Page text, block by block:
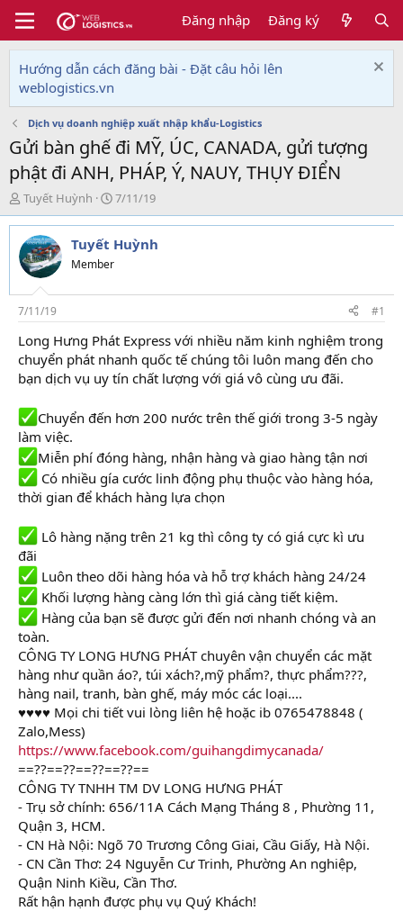
Đăng nhập Đăng ký
Hướng dẫn cách đăng bài - Đặt câu hỏi lên
weblogistics.vn
Dịch vụ doanh nghiệp xuất nhập khẩu-Logistics
Gửi bàn ghế đi MỸ, ÚC, CANADA, gửi tượng
phật đi ANH, PHÁP, Ý, NAUY, THỤY ĐIỂN
T
h
r
e
a
d
s
t
a
r
t
e
Tuyết Huỳnh
N
g
à
y
i
7/11/19
Tuyết Huỳnh
Member
7/11/19 #1
Long Hưng Phát Express với nhiều năm kinh nghiệm trong
chuyển phát nhanh quốc tế chúng tôi luôn mang đến cho
bạn dịch vụ uy tín chất lượng với giá vô cùng ưu đãi.
Chuyển đến hơn 200 nước trên thế giới trong 3-5 ngày
làm việc.
Miễn phí đóng hàng, nhận hàng và giao hàng tận nơi
Có nhiều gía cước linh động phụ thuộc vào hàng hóa,
thời gian để khách hàng lựa chọn
Lô hàng nặng trên 21 kg thì công ty có giá cực kì ưu
đãi
Luôn theo dõi hàng hóa và hỗ trợ khách hàng 24/24
Khối lượng hàng càng lớn thì giá càng tiết kiệm.
Hàng của bạn sẽ được gửi đến nơi nhanh chóng và an
toàn.
CÔNG TY LONG HƯNG PHÁT chuyên vận chuyển các mặt
hàng như quần áo?, túi xách?,mỹ phẩm?, thực phẩm???,
hàng nail, tranh, bàn ghế, máy móc các loại....
♥♥♥♥ Mọi chi tiết vui lòng liên hệ hoặc ib 0765478848 (
Zalo,Mess)
https://www.facebook.com/guihangdimycanada/
==??==??==??==??==
CÔNG TY TNHH TM DV LONG HƯNG PHÁT
- Trụ sở chính: 656/11A Cách Mạng Tháng 8 , Phường 11,
Quận 3, HCM.
- CN Hà Nội: Ngõ 70 Trương Công Giai, Cầu Giấy, Hà Nội.
- CN Cần Thơ: 24 Nguyễn Cư Trinh, Phường An nghiệp,
Quận Ninh Kiều, Cần Thơ.
Rất hận hạnh được phụ vụ Quý Khách!